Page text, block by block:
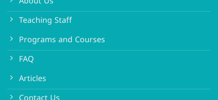
Teaching Staff
Programs and Courses
FAQ
Articles